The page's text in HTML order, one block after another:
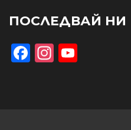
ПОСЛЕДВАЙ НИ
Facebook
Instagram